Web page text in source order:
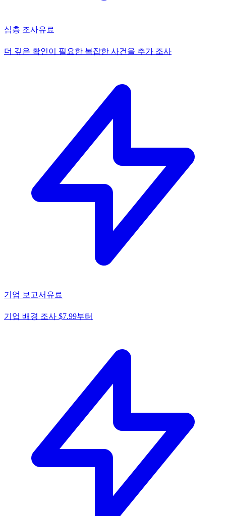
심층 조사유료
더 깊은 확인이 필요한 복잡한 사건을 추가 조사
기업 보고서 유료
기업 배경 조사 $7.99부터